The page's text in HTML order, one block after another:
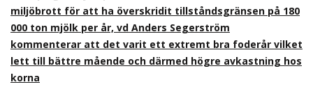
miljöbrott för att ha överskridit tillståndsgränsen på 180
000 ton mjölk per år, vd Anders Segerström
kommenterar att det varit ett extremt bra foderår vilket
lett till bättre mående och därmed högre avkastning hos
korna